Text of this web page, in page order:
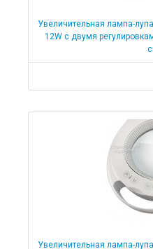
Увеличительная лампа-
12W с двумя
Увеличительная лампа-